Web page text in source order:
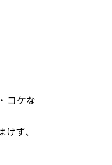
コケな
ず、